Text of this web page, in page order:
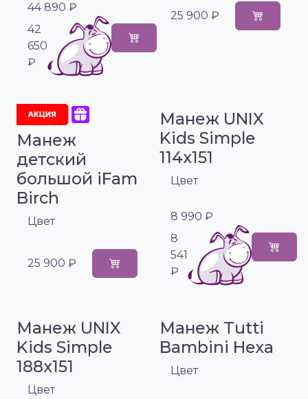
44 890 ₽
42
650
₽
25 900 ₽
Манеж
детский
большой iFam
Birch
Цвет
25 900 ₽
Манеж UNIX
Kids Simple
114x151
Цвет
8 990 ₽
8
541
₽
Манеж UNIX
Kids Simple
188x151
Цвет
Манеж Tutti
Bambini Hexa
Цвет